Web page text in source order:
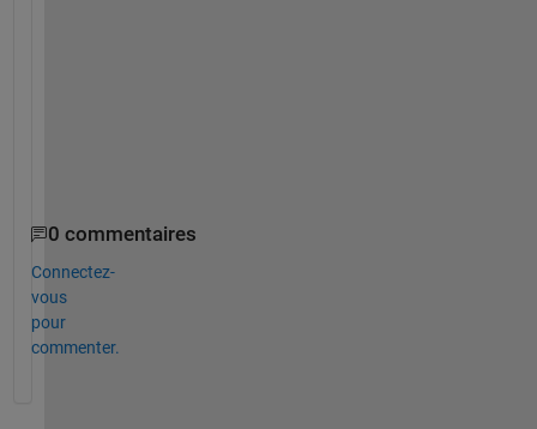
0 commentaires
Connectez-
vous
pour
commenter.